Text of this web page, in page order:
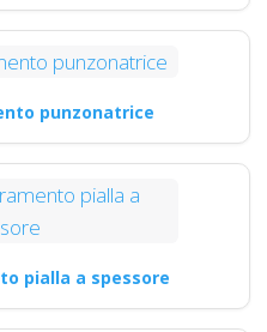
punzonatrice
pialla a spessore